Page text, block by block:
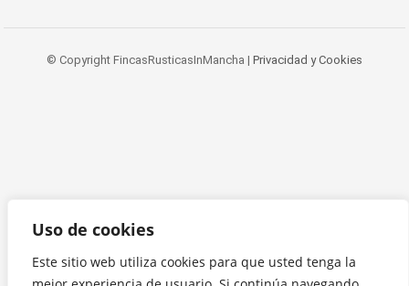
Uso de cookies
Este sitio web utiliza cookies para que usted tenga la
© Copyright FincasRusticasInMancha | Privacidad y Cookies